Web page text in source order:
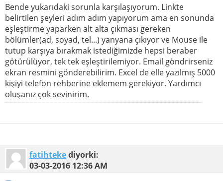
Bende yukarıdaki sorunla karşılaşıyorum. Linkte
belirtilen şeyleri adım adım yapıyorum ama en sonunda
eşleştirme yaparken alt alta çıkması gereken
bölümler(ad, soyad, tel...) yanyana çıkıyor ve Mouse ile
tutup karşıya bırakmak istediğimizde hepsi beraber
götürülüyor, tek tek eşleştirilemiyor. Email göndrirseniz
ekran resmini gönderebilirim. Excel de elle yazılmış 5000
kişiyi telefon rehberine eklemem gerekiyor. Yardımcı
oluşanız çok sevinirim.
fatihtekediyorki:
03-03-2016 12:36 AM